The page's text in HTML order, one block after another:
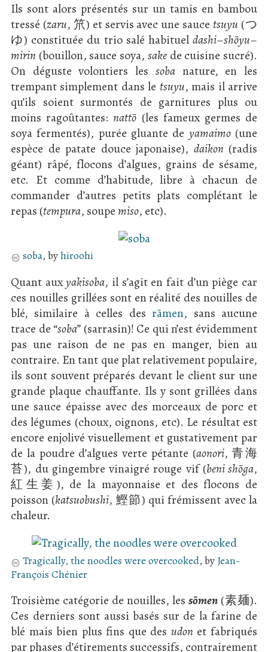
Ils sont alors présentés sur un tamis en bambou
tressé (zaru, 笊) et servis avec une saucetsuyu (つ
ゆ) constituée du trio salé habituel dashi–shōyu–
mirin (bouillon, sauce soya, sakede cuisine sucré).
On déguste volontiers les sobanature, en les
trempant simplement dans le tsuyu, mais il arrive
qu’ils soient surmontés de garnitures plus ou
moins ragoûtantes:nattō (les fameux germes de
soya fermentés), purée gluante de yamaimo(une
espèce de patate douce japonaise), daikon (radis
géant) râpé, flocons d’algues, grains de sésame,
etc. Et comme d’habitude, libre à chacun de
commander d’autres petits plats complétant le
repas (tempura, soupemiso, etc).
soba, byhiroohi
Quant auxyakisoba, il s’agit en fait d’un piège car
ces nouilles grillées sont en réalité des nouilles de
blé, similaire à celles desrāmen, sans aucune
trace de “soba” (sarrasin)! Ce qui n’est évidemment
pas une raison de ne pas en manger, bien au
contraire. En tant que plat relativement populaire,
ils sont souvent préparés devant le client sur une
grande plaque chauffante. Ils y sont grillées dans
une sauce épaisse avec des morceaux de porc et
des légumes (choux, oignons, etc). Le résultat est
encore enjolivé visuellement et gustativement par
de la poudre d’algues verte pétante (aonori, 青海
苔), du gingembre vinaigré rouge vif (beni shōga,
紅生姜), de la mayonnaise et des flocons de
poisson (katsuobushi, 鰹節) qui frémissent avec la
chaleur.
Tragically, the noodles were overcooked, by Jean-
François Chénier
Troisième catégorie de nouilles, les sōmen (素麺).
Ces derniers sont aussi basés sur de la farine de
blé mais bien plus fins que des udon et fabriqués
par phases d’étirements successifs, contrairement